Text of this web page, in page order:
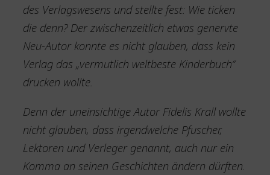
des Verlagswesens und stellte fest: Wie ticken
die denn? Der zwischenzeitlich etwas genervte
Neu-Autor konnte es nicht glauben, dass kein
Verlag das „vermutlich weltbeste Kinderbuch“
drucken wollte.
Denn der uneinsichtige Autor Fidelis Krall wollte
nicht glauben, dass irgendwelche Pfuscher,
Lektoren und Verleger genannt, auch nur ein
Komma an seinen Geschichten ändern dürften.